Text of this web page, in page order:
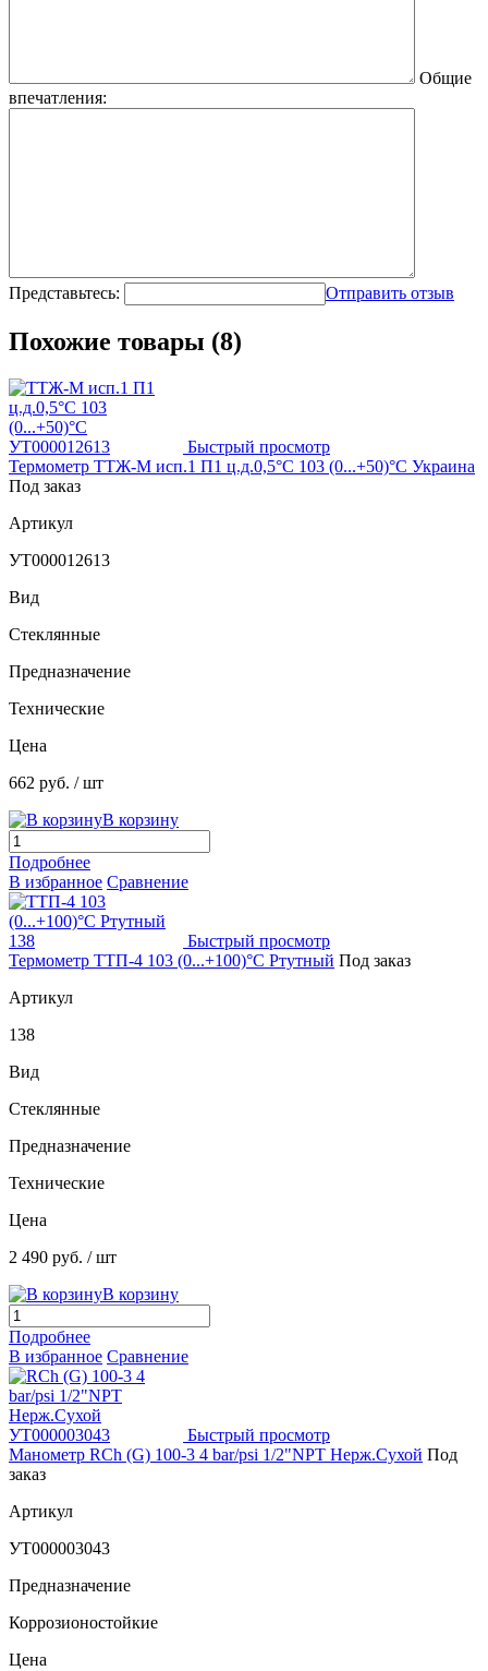
Общие
впечатления:
Представьтесь: Отправить отзыв
Похожие товары (8)
Быстрый просмотр
Термометр ТТЖ-М исп.1 П1 ц.д.0,5°С 103 (0...+50)°С Украина
Под заказ
Артикул
УТ000012613
Вид
Стеклянные
Предназначение
Технические
Цена
662 руб. / шт
В корзину
Подробнее
В избранное Сравнение
Быстрый просмотр
Термометр ТТП-4 103 (0...+100)°С Ртутный Под заказ
Артикул
138
Вид
Стеклянные
Предназначение
Технические
Цена
2 490 руб. / шт
В корзину
Подробнее
В избранное Сравнение
Быстрый просмотр
Манометр RCh (G) 100-3 4 bar/psi 1/2"NPT Нерж.Сухой Под
заказ
Артикул
УТ000003043
Предназначение
Коррозионостойкие
Цена